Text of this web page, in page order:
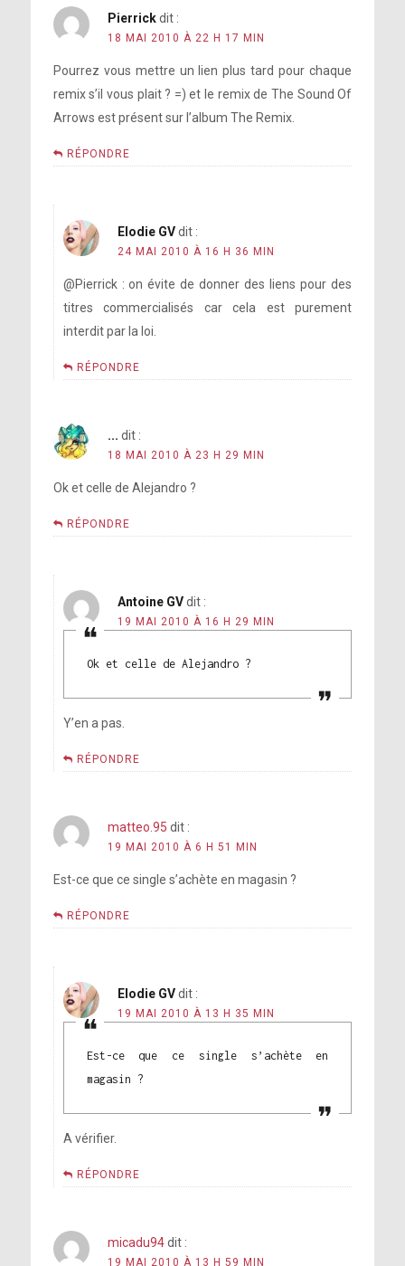
Pierrick dit :
18 MAI 2010 À 22 H 17 MIN
Pourrez vous mettre un lien plus tard pour chaque
remix s’il vous plait ? =) et le remix de The Sound Of
Arrows est présent sur l’album The Remix.
RÉPONDRE
Elodie GV dit :
24 MAI 2010 À 16 H 36 MIN
@Pierrick : on évite de donner des liens pour des
titres commercialisés car cela est purement
interdit par la loi.
RÉPONDRE
... dit :
18 MAI 2010 À 23 H 29 MIN
Ok et celle de Alejandro ?
RÉPONDRE
Antoine GV dit :
19 MAI 2010 À 16 H 29 MIN
Ok et celle de Alejandro ?
Y’en a pas.
RÉPONDRE
matteo.95 dit :
19 MAI 2010 À 6 H 51 MIN
Est-ce que ce single s’achète en magasin ?
RÉPONDRE
Elodie GV dit :
19 MAI 2010 À 13 H 35 MIN
Est-ce que ce single s’achète en
magasin ?
A vérifier.
RÉPONDRE
micadu94 dit :
19 MAI 2010 À 13 H 59 MIN